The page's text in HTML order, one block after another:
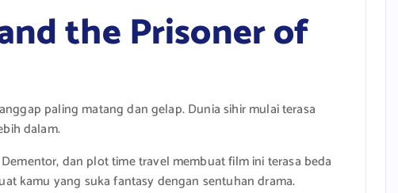
the Prisoner of
paling matang dan gelap. Dunia sihir mulai terasa
dalam.
dan plot time travel membuat film ini terasa beda
kamu yang suka fantasy dengan sentuhan drama.